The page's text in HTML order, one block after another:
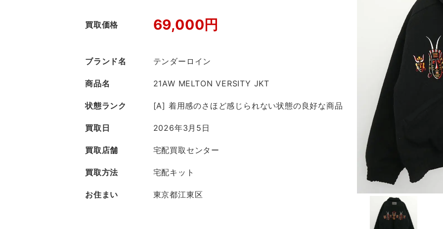
買取価格 69,000円
ブランド名 テンダーロイン
商品名 21AW MELTON VERSITY JKT
状態ランク [A] 着用感のさほど感じられない状態の良好な商品
買取日 2026年3月5日
買取店舗 宅配買取センター
買取方法 宅配キット
お住まい 東京都江東区